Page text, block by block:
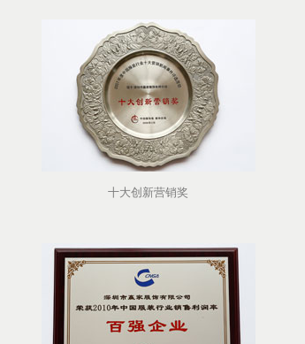
十大创新营销奖